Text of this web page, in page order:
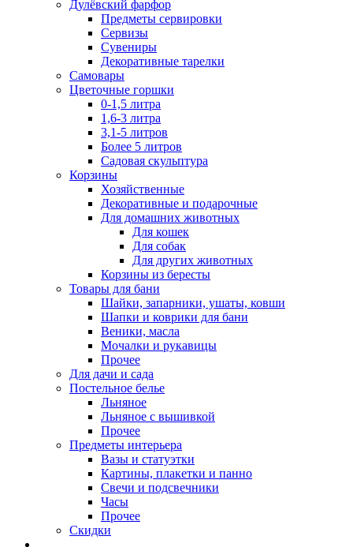
Дулёвский фарфор
Предметы сервировки
Сервизы
Сувениры
Декоративные тарелки
Самовары
Цветочные горшки
0-1,5 литра
1,6-3 литра
3,1-5 литров
Более 5 литров
Садовая скульптура
Корзины
Хозяйственные
Декоративные и подарочные
Для домашних животных
Для кошек
Для собак
Для других животных
Корзины из бересты
Товары для бани
Шайки, запарники, ушаты, ковши
Шапки и коврики для бани
Веники, масла
Мочалки и рукавицы
Прочее
Для дачи и сада
Постельное белье
Льняное
Льняное с вышивкой
Прочее
Предметы интерьера
Вазы и статуэтки
Картины, плакетки и панно
Свечи и подсвечники
Часы
Прочее
Скидки